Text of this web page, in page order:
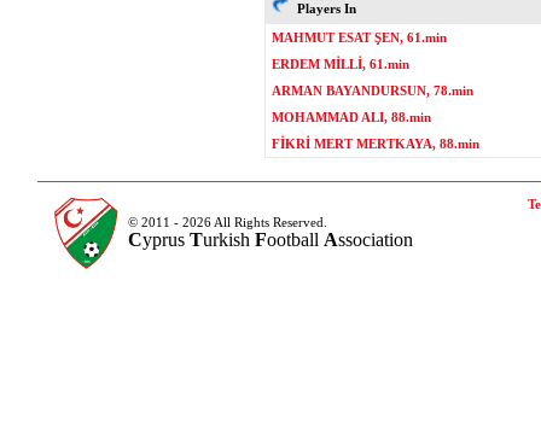
Players In
MAHMUT ESAT ŞEN, 61.min
ERDEM MİLLİ, 61.min
ARMAN BAYANDURSUN, 78.min
MOHAMMAD ALI, 88.min
FİKRİ MERT MERTKAYA, 88.min
© 2011 - 2026 All Rights Reserved.
Cyprus Turkish Football Association